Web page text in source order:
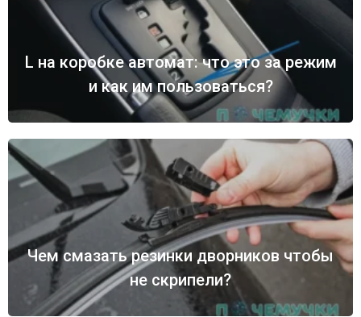
L на коробке автомат: что это за режим
и как им пользоваться?
Чем смазать резинки дворников чтобы
не скрипели?